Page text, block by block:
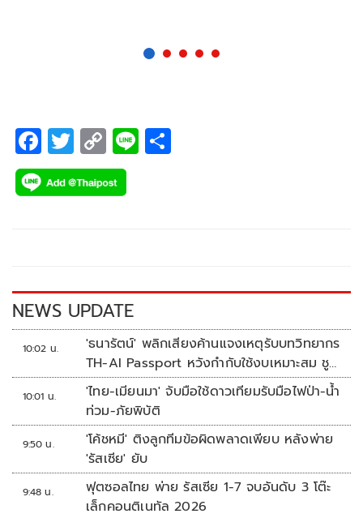
F
ac
e
k
T
wi
tt
C
o
p
k
Li
NEWS UPDATE
10:02 น.
'ธนารัตน์' พลิกเสียงค้านแจงเหตุรับบทวิทยากร
TH-AI Passport หวังกำกับใช้งบเหมาะสม ชู
จุดเด่นคนไทยได้ใช้ AI ระดับโปร ลดเหลื่อมล้ำ
ทางเทคโนโลยี เซฟงบไปกว่า900ล้าน เชื่อหาก
ใช้เต็มที่เอกชนขาดทุนย่อยยับ
10:01 น.
'ไทย-เมียนมา' จับมือใช้ดาวเทียมรับมือไฟป่า-น้ำ
ท่วม-ภัยพิบัติ
9:50 น.
'โค้ชหมี' ติงลูกทีมข้อผิดพลาดเพียบ หลังพ่าย
'รัสเซีย' ยับ
9:48 น.
ฟุตซอลไทย พ่าย รัสเซีย 1-7 จบอันดับ 3 โต๊ะ
เล็กคอนติเนทัล 2026